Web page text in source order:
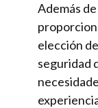
Además
elección
seguridad